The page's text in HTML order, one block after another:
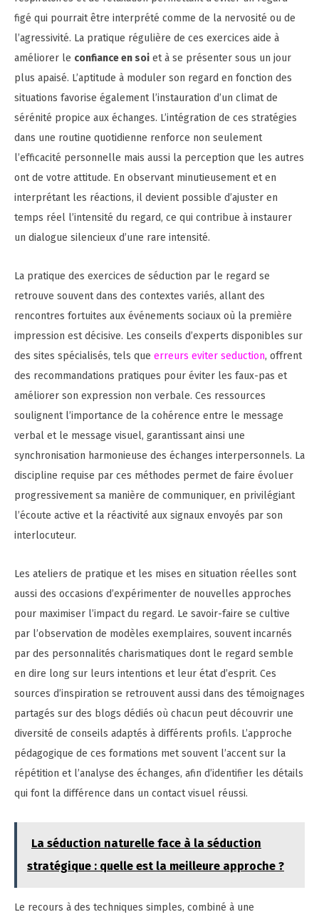
figé qui pourrait être interprété comme de la nervosité ou de
l’agressivité. La pratique régulière de ces exercices aide à
améliorer le confiance en soi et à se présenter sous un jour
plus apaisé. L’aptitude à moduler son regard en fonction des
situations favorise également l’instauration d’un climat de
sérénité propice aux échanges. L’intégration de ces stratégies
dans une routine quotidienne renforce non seulement
l’efficacité personnelle mais aussi la perception que les autres
ont de votre attitude. En observant minutieusement et en
interprétant les réactions, il devient possible d’ajuster en
temps réel l’intensité du regard, ce qui contribue à instaurer
un dialogue silencieux d’une rare intensité.
La pratique des exercices de séduction par le regard se
retrouve souvent dans des contextes variés, allant des
rencontres fortuites aux événements sociaux où la première
impression est décisive. Les conseils d’experts disponibles sur
des sites spécialisés, tels que erreurs eviter seduction, offrent
des recommandations pratiques pour éviter les faux-pas et
améliorer son expression non verbale. Ces ressources
soulignent l’importance de la cohérence entre le message
verbal et le message visuel, garantissant ainsi une
synchronisation harmonieuse des échanges interpersonnels. La
discipline requise par ces méthodes permet de faire évoluer
progressivement sa manière de communiquer, en privilégiant
l’écoute active et la réactivité aux signaux envoyés par son
interlocuteur.
Les ateliers de pratique et les mises en situation réelles sont
aussi des occasions d’expérimenter de nouvelles approches
pour maximiser l’impact du regard. Le savoir-faire se cultive
par l’observation de modèles exemplaires, souvent incarnés
par des personnalités charismatiques dont le regard semble
en dire long sur leurs intentions et leur état d’esprit. Ces
sources d’inspiration se retrouvent aussi dans des témoignages
partagés sur des blogs dédiés où chacun peut découvrir une
diversité de conseils adaptés à différents profils. L’approche
pédagogique de ces formations met souvent l’accent sur la
répétition et l’analyse des échanges, afin d’identifier les détails
qui font la différence dans un contact visuel réussi.
La séduction naturelle face à la séduction
stratégique : quelle est la meilleure approche ?
Le recours à des techniques simples, combiné à une